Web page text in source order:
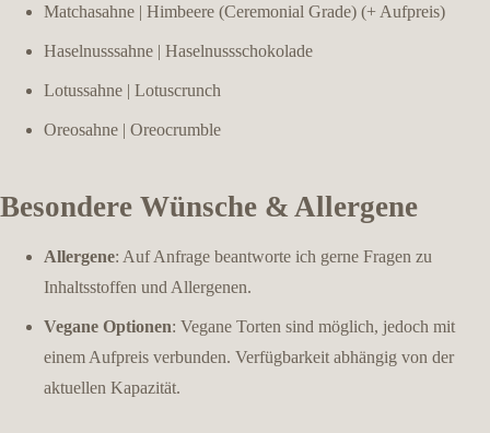
Matchasahne | Himbeere (Ceremonial Grade) (+ Aufpreis)
Haselnusssahne | Haselnussschokolade
Lotussahne | Lotuscrunch
Oreosahne | Oreocrumble
Besondere Wünsche & Allergene
Allergene: Auf Anfrage beantworte ich gerne Fragen zu
Inhaltsstoffen und Allergenen.
Vegane Optionen: Vegane Torten sind möglich, jedoch mit
einem Aufpreis verbunden. Verfügbarkeit abhängig von der
aktuellen Kapazität.